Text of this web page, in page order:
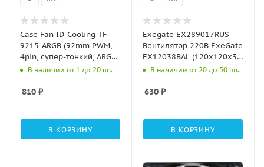
Case Fan ID-Cooling TF-
9215-ARGB (92mm PWM,
4pin, супер-тонкий, ARGB,
черный, 800-2500об/мин)
В наличии от 1 до 20 шт.
810 ₽
В КОРЗИНУ
Exegate EX289017RUS
Вентилятор 220В ExeGate
EX12038BAL (120x120x38
мм, 2-Ball (двойной
подводящий провод 30
В наличии от 20 до 50 шт.
630 ₽
В КОРЗИНУ